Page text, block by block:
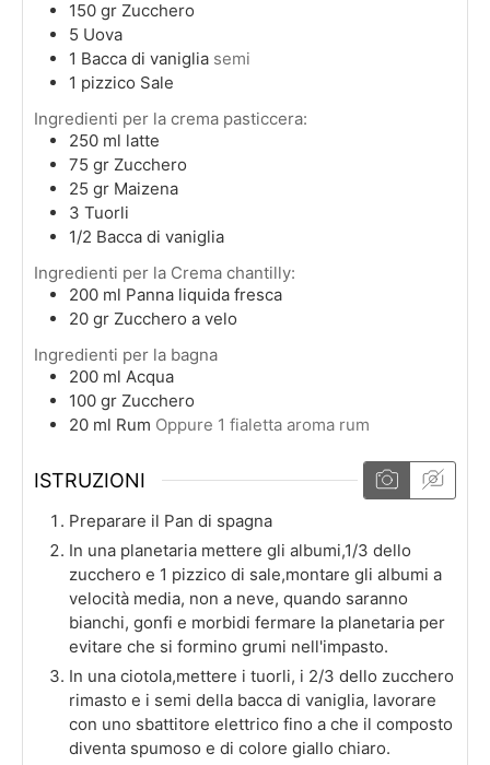
150 gr Zucchero
5 Uova
1 Bacca di vaniglia semi
1 pizzico Sale
Ingredienti per la crema pasticcera:
250 ml latte
75 gr Zucchero
25 gr Maizena
3 Tuorli
1/2 Bacca di vaniglia
Ingredienti per la Crema chantilly:
200 ml Panna liquida fresca
20 gr Zucchero a velo
Ingredienti per la bagna
200 ml Acqua
100 gr Zucchero
20 ml Rum Oppure 1 fialetta aroma rum
ISTRUZIONI
Preparare il Pan di spagna
In una planetaria mettere gli albumi,1/3 dello
zucchero e 1 pizzico di sale,montare gli albumi a
velocità media, non a neve, quando saranno
bianchi, gonfi e morbidi fermare la planetaria per
evitare che si formino grumi nell'impasto.
In una ciotola,mettere i tuorli, i 2/3 dello zucchero
rimasto e i semi della bacca di vaniglia, lavorare
con uno sbattitore elettrico fino a che il composto
diventa spumoso e di colore giallo chiaro.